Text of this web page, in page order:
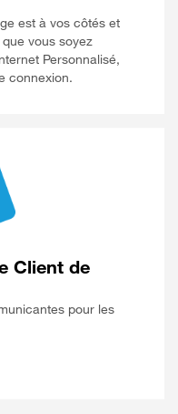
est à vos côtés et
vous soyez
Personnalisé,
connexion.
Client de
pour les